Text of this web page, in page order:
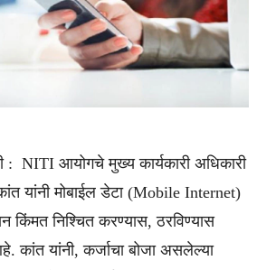
: NITI आयोगचे मुख्य कार्यकारी अधिकारी
यांनी मोबाईल डेटा (Mobile Internet)
किंमत निश्चित करण्यास, ठरविण्यास
कांत यांनी, कर्जाचा बोजा असलेल्या